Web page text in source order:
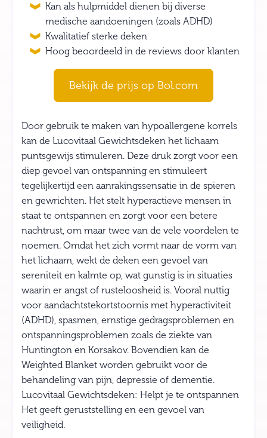
Kan als hulpmiddel dienen bij diverse
medische aandoeningen (zoals ADHD)
Kwalitatief sterke deken
Hoog beoordeeld in de reviews door klanten
Bekijk de prijs op Bol.com
Door gebruik te maken van hypoallergene korrels
kan de Lucovitaal Gewichtsdeken het lichaam
puntsgewijs stimuleren. Deze druk zorgt voor een
diep gevoel van ontspanning en stimuleert
tegelijkertijd een aanrakingssensatie in de spieren
en gewrichten. Het stelt hyperactieve mensen in
staat te ontspannen en zorgt voor een betere
nachtrust, om maar twee van de vele voordelen te
noemen. Omdat het zich vormt naar de vorm van
het lichaam, wekt de deken een gevoel van
sereniteit en kalmte op, wat gunstig is in situaties
waarin er angst of rusteloosheid is. Vooral nuttig
voor aandachtstekortstoornis met hyperactiviteit
(ADHD), spasmen, ernstige gedragsproblemen en
ontspanningsproblemen zoals de ziekte van
Huntington en Korsakov. Bovendien kan de
Weighted Blanket worden gebruikt voor de
behandeling van pijn, depressie of dementie.
Lucovitaal Gewichtsdeken: Helpt je te ontspannen
Het geeft geruststelling en een gevoel van
veiligheid.